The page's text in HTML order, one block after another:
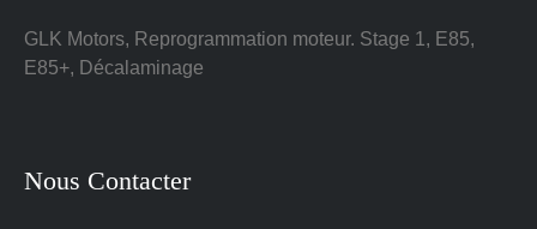
GLK Motors, Reprogrammation moteur. Stage 1, E85,
E85+, Décalaminage
Nous Contacter